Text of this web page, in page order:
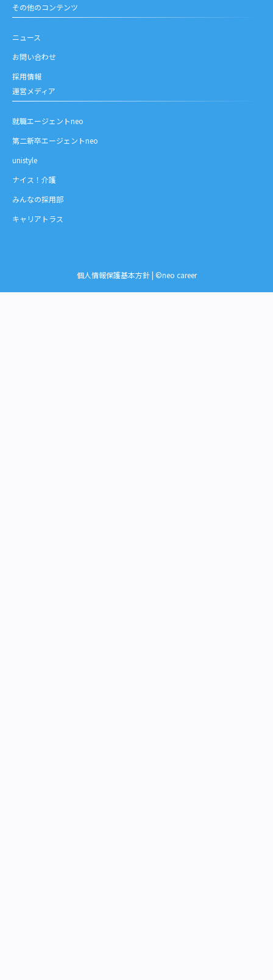
その他のコンテンツ
ニュース
お問い合わせ
採用情報
運営メディア
就職エージェントneo
第二新卒エージェントneo
unistyle
ナイス！介護
みんなの採用部
キャリアトラス
個人情報保護基本方針| ©neo career